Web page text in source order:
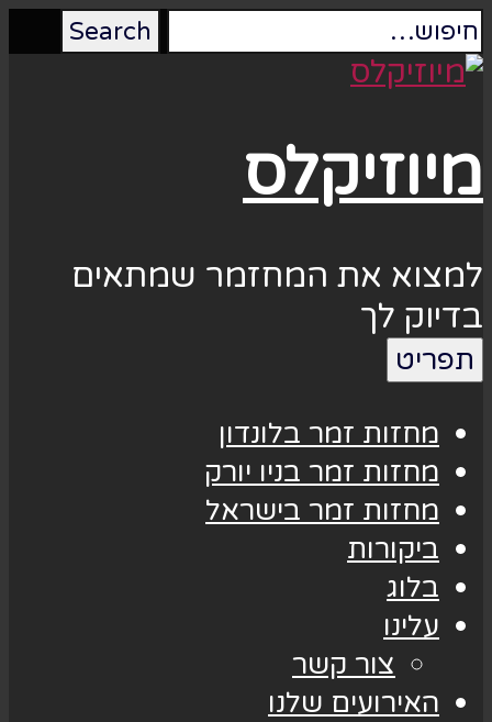
מיוזיקלס
למצוא את המחזמר שמתאים
בדיוק לך
תפריט
מחזות זמר בלונדון
מחזות זמר בניו יורק
מחזות זמר בישראל
ביקורות
בלוג
עלינו
צור קשר
האירועים שלנו